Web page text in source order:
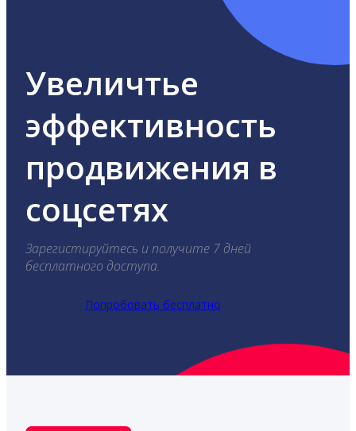
Увеличтье
эффективность
продвижения в
соцсетях
Зарегистируйтесь и получите 7 дней
бесплатного доступа.
Попробовать бесплатно